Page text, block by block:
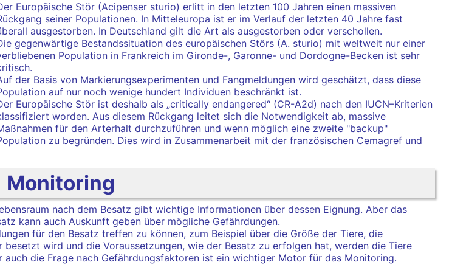
Europäische Stör (Acipenser sturio) erlitt in den letzten 100 Jahren einen massiven
seiner Populationen. In Mitteleuropa ist er im Verlauf der letzten 40 Jahre fast
ausgestorben. In Deutschland gilt die Art als ausgestorben oder verschollen.
gegenwärtige Bestandssituation des europäischen Störs (A. sturio) mit weltweit nur einer
Population in Frankreich im Gironde-, Garonne- und Dordogne-Becken ist sehr
der Basis von Markierungsexperimenten und Fangmeldungen wird geschätzt, dass diese
auf nur noch wenige hundert Individuen beschränkt ist.
Europäische Stör ist deshalb als „critically endangered“ (CR-A2d) nach den IUCN–Kriterien
worden. Aus diesem Rückgang leitet sich die Notwendigkeit ab, massive
für den Arterhalt durchzuführen und wenn möglich eine zweite "backup"
zu begründen. Dies wird in Zusammenarbeit mit der französischen Cemagref und
Monitoring
nach dem Besatz gibt wichtige Informationen über dessen Eignung. Aber das
kann auch Auskunft geben über mögliche Gefährdungen.
für den Besatz treffen zu können, zum Beispiel über die Größe der Tiere, die
wird und die Voraussetzungen, wie der Besatz zu erfolgen hat, werden die Tiere
auch die Frage nach Gefährdungsfaktoren ist ein wichtiger Motor für das Monitoring.